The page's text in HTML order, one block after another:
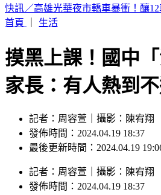
5年前爆校園霸凌！韓男星現身菲律
首頁
生活
摸黑上課！國中
家長：有人熱到
記者：周容萱｜攝影：陳宥翔
發佈時間：2024.04.19 18:37
最後更新時間：2024.04.19
記者 ： 周容萱 攝影 ： 陳宥翔
發佈時間： 2024.04.19 18:37